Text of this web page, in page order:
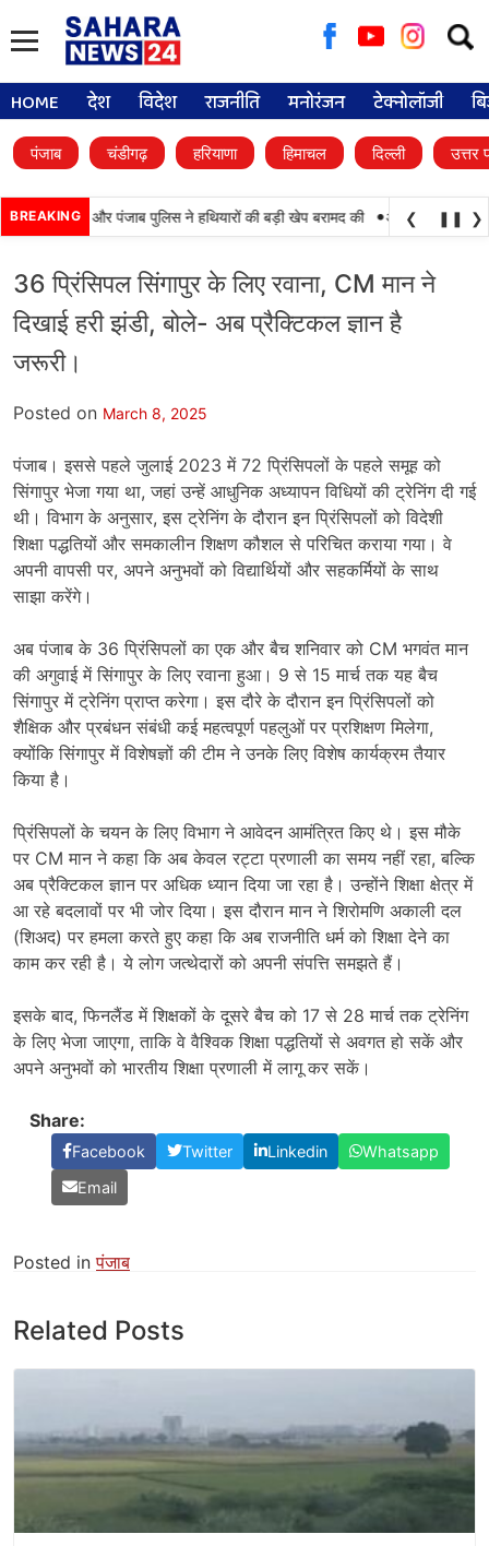
for:
HOME देश विदेश राजनीति मनोरंजन टेक्नोलॉजी
पंजाब चंडीगढ़ हरियाणा हिमाचल दिल्ली उत्तर
BREAKINGBSF और पंजाब पुलिस ने हथियारों की बड़ी खेप बरामद की अमन अरोड़ा ने
❮ ❚❚ ❯
36 प्रिंसिपल सिंगापुर के लिए रवाना, CM मान ने
दिखाई हरी झंडी, बोले- अब प्रैक्टिकल ज्ञान है
जरूरी।
Posted on March 8, 2025
पंजाब। इससे पहले जुलाई 2023 में 72 प्रिंसिपलों के पहले समूह को
सिंगापुर भेजा गया था, जहां उन्हें आधुनिक अध्यापन विधियों की ट्रेनिंग दी गई
थी। विभाग के अनुसार, इस ट्रेनिंग के दौरान इन प्रिंसिपलों को विदेशी
शिक्षा पद्धतियों और समकालीन शिक्षण कौशल से परिचित कराया गया। वे
अपनी वापसी पर, अपने अनुभवों को विद्यार्थियों और सहकर्मियों के साथ
साझा करेंगे।
अब पंजाब के 36 प्रिंसिपलों का एक और बैच शनिवार को CM भगवंत मान
की अगुवाई में सिंगापुर के लिए रवाना हुआ। 9 से 15 मार्च तक यह बैच
सिंगापुर में ट्रेनिंग प्राप्त करेगा। इस दौरे के दौरान इन प्रिंसिपलों को
शैक्षिक और प्रबंधन संबंधी कई महत्वपूर्ण पहलुओं पर प्रशिक्षण मिलेगा,
क्योंकि सिंगापुर में विशेषज्ञों की टीम ने उनके लिए विशेष कार्यक्रम तैयार
किया है।
प्रिंसिपलों के चयन के लिए विभाग ने आवेदन आमंत्रित किए थे। इस मौके
पर CM मान ने कहा कि अब केवल रट्टा प्रणाली का समय नहीं रहा, बल्कि
अब प्रैक्टिकल ज्ञान पर अधिक ध्यान दिया जा रहा है। उन्होंने शिक्षा क्षेत्र में
आ रहे बदलावों पर भी जोर दिया। इस दौरान मान ने शिरोमणि अकाली दल
(शिअद) पर हमला करते हुए कहा कि अब राजनीति धर्म को शिक्षा देने का
काम कर रही है। ये लोग जत्थेदारों को अपनी संपत्ति समझते हैं।
इसके बाद, फिनलैंड में शिक्षकों के दूसरे बैच को 17 से 28 मार्च तक ट्रेनिंग
के लिए भेजा जाएगा, ताकि वे वैश्विक शिक्षा पद्धतियों से अवगत हो सकें और
अपने अनुभवों को भारतीय शिक्षा प्रणाली में लागू कर सकें।
Share:
Facebook Twitter Linkedin
Whatsapp
Email
Posted inपंजाब
Related Posts